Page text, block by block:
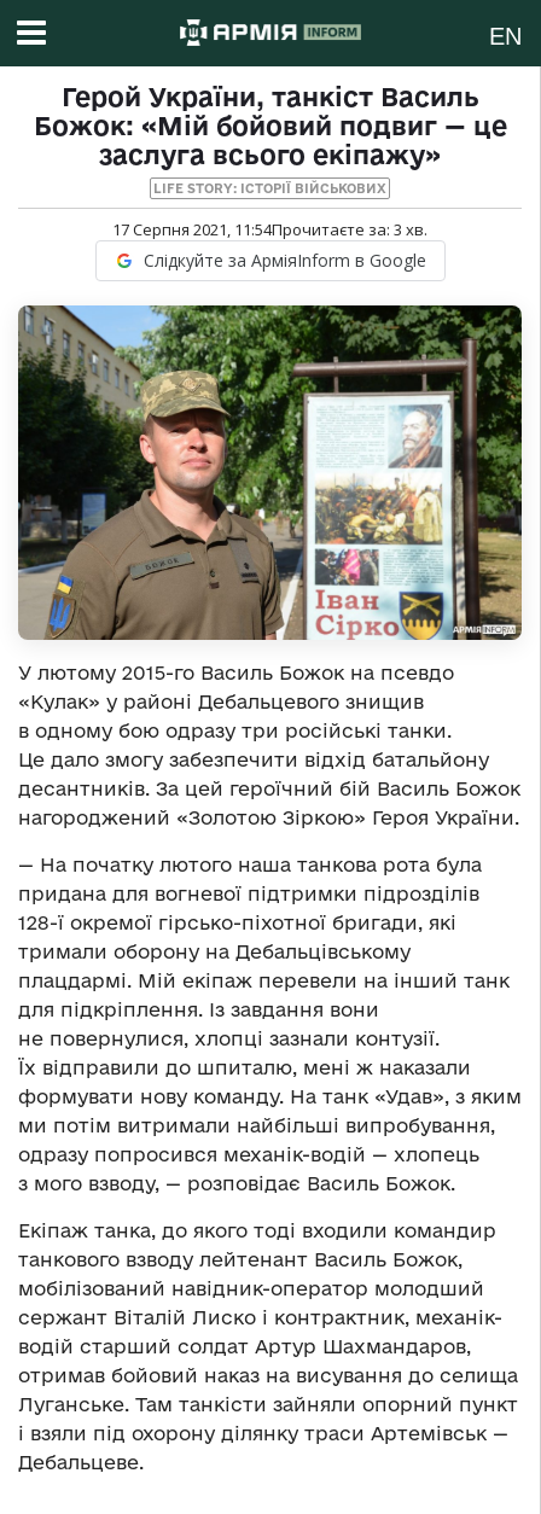
EN
Герой України, танкіст Василь
Божок: «Мій бойовий подвиг — це
заслуга всього екіпажу»
LIFE STORY: ІСТОРІЇ ВІЙСЬКОВИХ
17 Серпня 2021, 11:54Прочитаєте за: 3 хв.
Слідкуйте за АрміяInform в Google
У лютому 2015-го Василь Божок на псевдо
«Кулак» у районі Дебальцевого знищив
в одному бою одразу три російські танки.
Це дало змогу забезпечити відхід батальйону
десантників. За цей героїчний бій Василь Божок
нагороджений «Золотою Зіркою» Героя України.
— На початку лютого наша танкова рота була
придана для вогневої підтримки підрозділів
128-ї окремої гірсько-піхотної бригади, які
тримали оборону на Дебальцівському
плацдармі. Мій екіпаж перевели на інший танк
для підкріплення. Із завдання вони
не повернулися, хлопці зазнали контузії.
Їх відправили до шпиталю, мені ж наказали
формувати нову команду. На танк «Удав», з яким
ми потім витримали найбільші випробування,
одразу попросився механік-водій — хлопець
з мого взводу, — розповідає Василь Божок.
Екіпаж танка, до якого тоді входили командир
танкового взводу лейтенант Василь Божок,
мобілізований навідник-оператор молодший
сержант Віталій Лиско і контрактник, механік-
водій старший солдат Артур Шахмандаров,
отримав бойовий наказ на висування до селища
Луганське. Там танкісти зайняли опорний пункт
і взяли під охорону ділянку траси Артемівськ —
Дебальцеве.